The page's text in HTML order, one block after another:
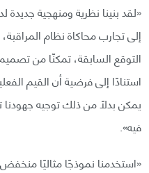
«لقد بنينا نظرية ومنهجية
إلى تجارب محاكاة نظام
التوقع السابقة، تمكنّا من
استنادًا إلى فرضية أن القيم
يمكن بدلًا من ذلك توجيه جهودنا
فيه».
«استخدمنا نموذجًا مثاليًا